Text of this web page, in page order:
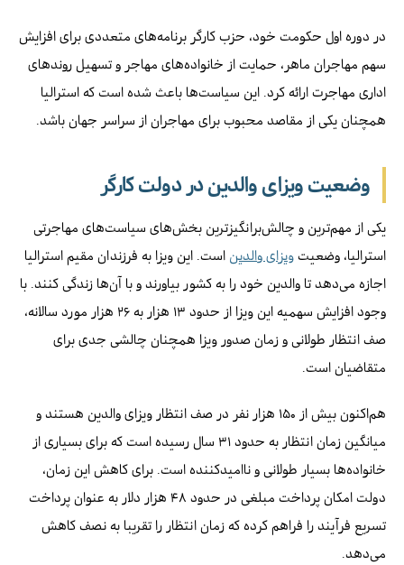
در دوره اول حکومت خود، حزب کارگر برنامه‌های متعددی برای افزایش
سهم مهاجران ماهر، حمایت از خانواده‌های مهاجر و تسهیل روندهای
اداری مهاجرت ارائه کرد. این سیاست‌ها باعث شده است که استرالیا
همچنان یکی از مقاصد محبوب برای مهاجران از سراسر جهان باشد.
وضعیت ویزای والدین در دولت کارگر
یکی از مهم‌ترین و چالش‌برانگیزترین بخش‌های سیاست‌های مهاجرتی
استرالیا، وضعیت ویزای والدین است. این ویزا به فرزندان مقیم استرالیا
اجازه می‌دهد تا والدین خود را به کشور بیاورند و با آن‌ها زندگی کنند. با
وجود افزایش سهمیه این ویزا از حدود ۱۳ هزار به ۲۶ هزار مورد سالانه،
صف انتظار طولانی و زمان صدور ویزا همچنان چالشی جدی برای
متقاضیان است.
هم‌اکنون بیش از ۱۵۰ هزار نفر در صف انتظار ویزای والدین هستند و
میانگین زمان انتظار به حدود ۳۱ سال رسیده است که برای بسیاری از
خانواده‌ها بسیار طولانی و ناامیدکننده است. برای کاهش این زمان،
دولت امکان پرداخت مبلغی در حدود ۴۸ هزار دلار به عنوان پرداخت
تسریع فرآیند را فراهم کرده که زمان انتظار را تقریبا به نصف کاهش
می‌دهد.